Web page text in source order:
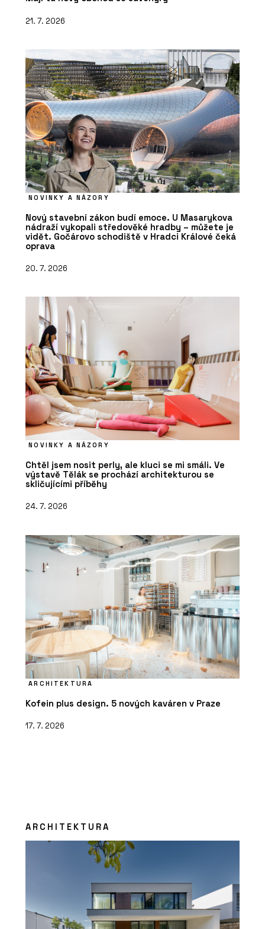
21. 7. 2026
NOVINKY A NÁZORY
Nový stavební zákon budí emoce. U Masarykova
nádraží vykopali středověké hradby – můžete je
vidět. Gočárovo schodiště v Hradci Králové čeká
oprava
20. 7. 2026
NOVINKY A NÁZORY
Chtěl jsem nosit perly, ale kluci se mi smáli. Ve
výstavě Tělák se prochází architekturou se
skličujícími příběhy
24. 7. 2026
ARCHITEKTURA
Kofein plus design. 5 nových kaváren v Praze
17. 7. 2026
ARCHITEKTURA